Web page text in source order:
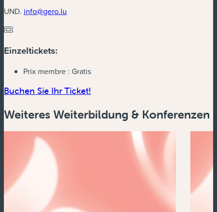
UND. info@gero.lu
Einzeltickets:
Prix membre : Gratis
Buchen Sie Ihr Ticket!
Weiteres Weiterbildung & Konferenzen